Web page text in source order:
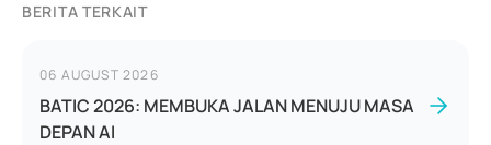
BERITA TERKAIT
06 AUGUST 2026
BATIC 2026: MEMBUKA JALAN MENUJU MASA
DEPAN AI